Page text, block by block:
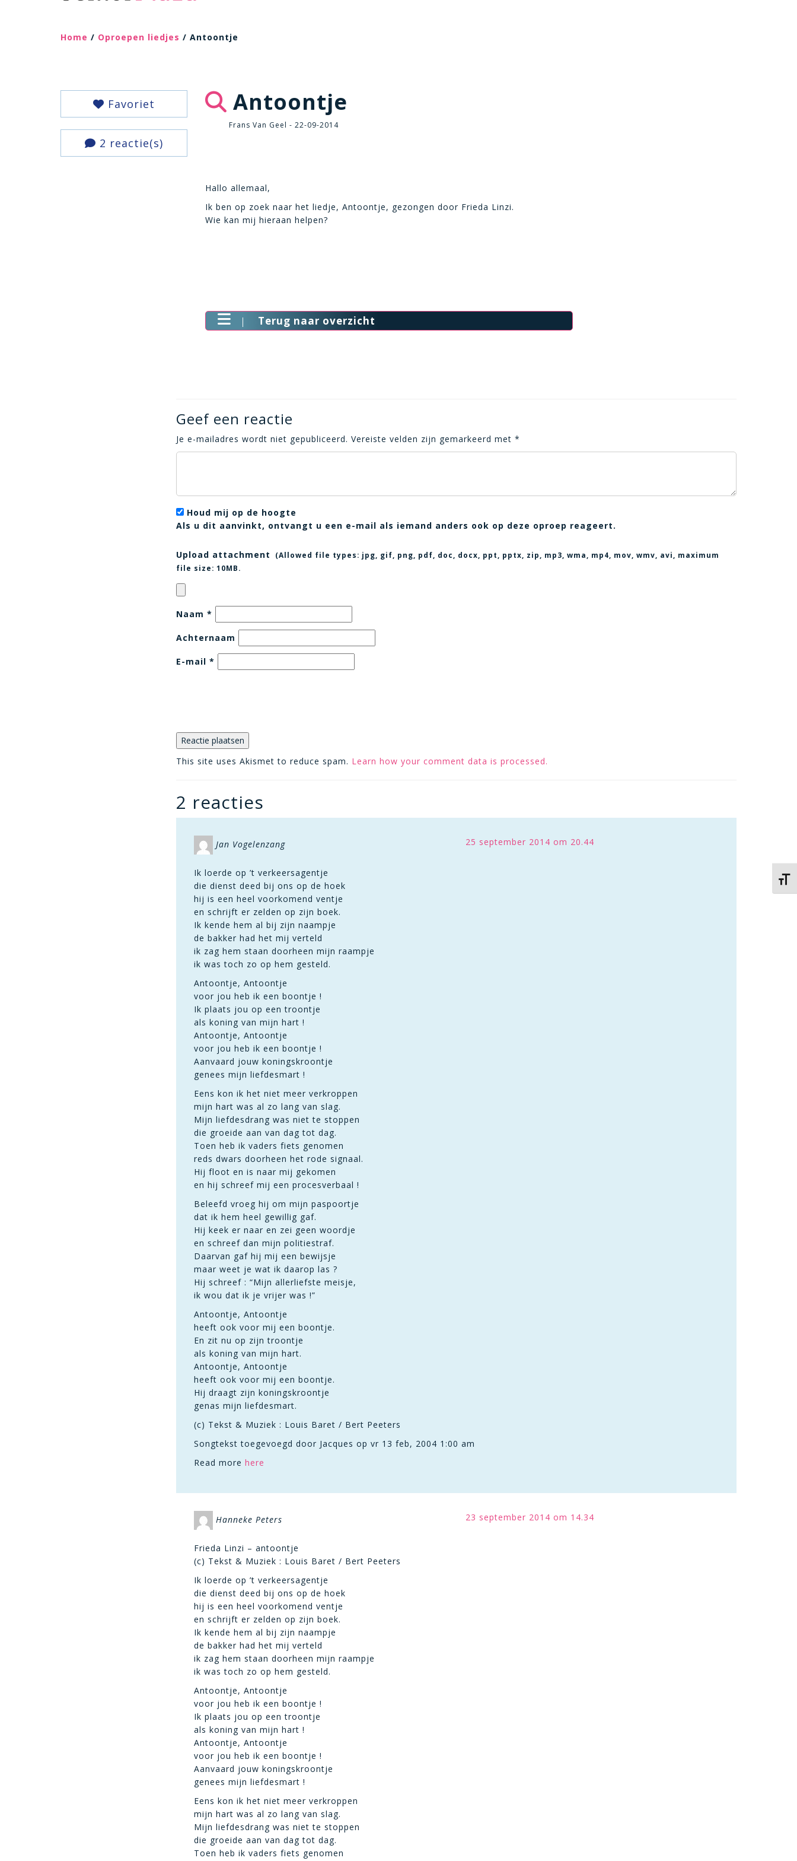
Home / Oproepen liedjes / Antoontje
Favoriet
2 reactie(s)
Antoontje
Frans Van Geel - 22-09-2014
Hallo allemaal,
Ik ben op zoek naar het liedje, Antoontje, gezongen door Frieda Linzi.
Wie kan mij hieraan helpen?
Terug naar overzicht
Geef een reactie
Je e-mailadres wordt niet gepubliceerd. Vereiste velden zijn gemarkeerd met *
Houd mij op de hoogte
Als u dit aanvinkt, ontvangt u een e-mail als iemand anders ook op deze oproep reageert.
Upload attachment (Allowed file types: jpg, gif, png, pdf, doc, docx, ppt, pptx, zip, mp3, wma, mp4, mov, wmv, avi
, maximum
file size: 10MB.
Naam *
Achternaam
E-mail *
This site uses Akismet to reduce spam. Learn how your comment data is processed.
2 reacties
Jan Vogelenzang 25 september 2014 om 20.44
Ik loerde op ’t verkeersagentje
die dienst deed bij ons op de hoek
hij is een heel voorkomend ventje
en schrijft er zelden op zijn boek.
Ik kende hem al bij zijn naampje
de bakker had het mij verteld
ik zag hem staan doorheen mijn raampje
ik was toch zo op hem gesteld.
Antoontje, Antoontje
voor jou heb ik een boontje !
Ik plaats jou op een troontje
als koning van mijn hart !
Antoontje, Antoontje
voor jou heb ik een boontje !
Aanvaard jouw koningskroontje
genees mijn liefdesmart !
Eens kon ik het niet meer verkroppen
mijn hart was al zo lang van slag.
Mijn liefdesdrang was niet te stoppen
die groeide aan van dag tot dag.
Toen heb ik vaders fiets genomen
reds dwars doorheen het rode signaal.
Hij floot en is naar mij gekomen
en hij schreef mij een procesverbaal !
Beleefd vroeg hij om mijn paspoortje
dat ik hem heel gewillig gaf.
Hij keek er naar en zei geen woordje
en schreef dan mijn politiestraf.
Daarvan gaf hij mij een bewijsje
maar weet je wat ik daarop las ?
Hij schreef : “Mijn allerliefste meisje,
ik wou dat ik je vrijer was !”
Antoontje, Antoontje
heeft ook voor mij een boontje.
En zit nu op zijn troontje
als koning van mijn hart.
Antoontje, Antoontje
heeft ook voor mij een boontje.
Hij draagt zijn koningskroontje
genas mijn liefdesmart.
(c) Tekst & Muziek : Louis Baret / Bert Peeters
Songtekst toegevoegd door Jacques op vr 13 feb, 2004 1:00 am
Read more here
Hanneke Peters 23 september 2014 om 14.34
Frieda Linzi – antoontje
(c) Tekst & Muziek : Louis Baret / Bert Peeters
Ik loerde op ’t verkeersagentje
die dienst deed bij ons op de hoek
hij is een heel voorkomend ventje
en schrijft er zelden op zijn boek.
Ik kende hem al bij zijn naampje
de bakker had het mij verteld
ik zag hem staan doorheen mijn raampje
ik was toch zo op hem gesteld.
Antoontje, Antoontje
voor jou heb ik een boontje !
Ik plaats jou op een troontje
als koning van mijn hart !
Antoontje, Antoontje
voor jou heb ik een boontje !
Aanvaard jouw koningskroontje
genees mijn liefdesmart !
Eens kon ik het niet meer verkroppen
mijn hart was al zo lang van slag.
Mijn liefdesdrang was niet te stoppen
die groeide aan van dag tot dag.
Toen heb ik vaders fiets genomen